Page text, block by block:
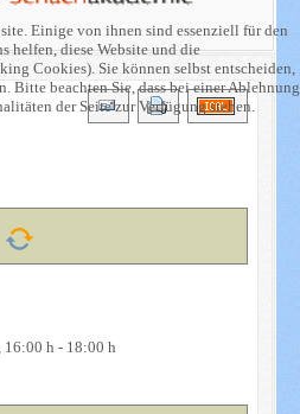
, 16:00 h - 18:00 h
Einige von ihnen sind essenziell für den
helfen, diese Website und die
Cookies). Sie können selbst entscheiden,
Bitte beachten Sie, dass bei einer Ablehnung
der Seite zur Verfügung stehen.